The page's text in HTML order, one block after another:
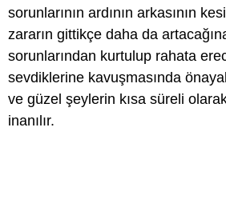
sorunlarının ardının arkasının
zararın gittikçe daha da
sorunlarından kurtulup rahata
sevdiklerine kavuşmasında
ve güzel şeylerin kısa süreli
inanılır.